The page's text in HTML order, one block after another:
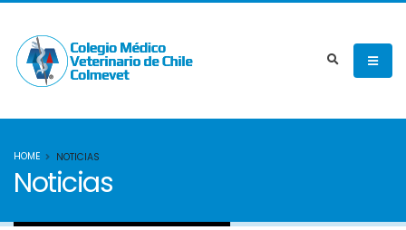
HOME NOTICIAS
Noticias